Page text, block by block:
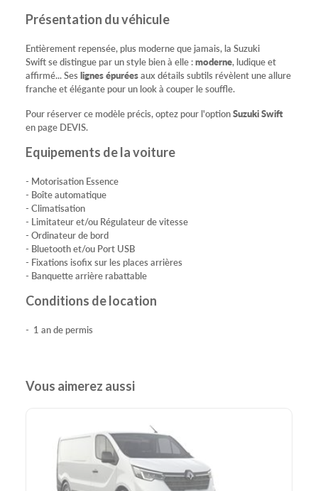
Présentation du véhicule
Entièrement repensée, plus moderne que jamais, la Suzuki
Swift se distingue par un style bien à elle :moderne, ludique et
affirmé... Ses lignes épuréesaux détails subtils révèlent une allure
franche et élégante pour un look à couper le souffle.
Pour réserver ce modèle précis, optez pour l'optionSuzuki Swift
en page DEVIS.
Equipements de la voiture
- Motorisation Essence
- Boîte automatique
- Climatisation
- Limitateur et/ou Régulateur de vitesse
- Ordinateur de bord
- Bluetooth et/ou Port USB
- Fixations isofix sur les places arrières
- Banquette arrière rabattable
Conditions de location
- 1 an de permis
Vous aimerez aussi